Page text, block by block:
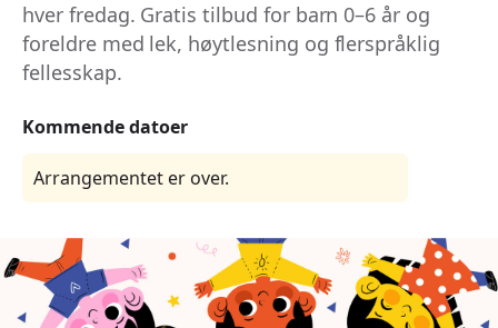
hver fredag. Gratis tilbud for barn 0–6 år og
foreldre med lek, høytlesning og flerspråklig
fellesskap.
Kommende datoer
Arrangementet er over.